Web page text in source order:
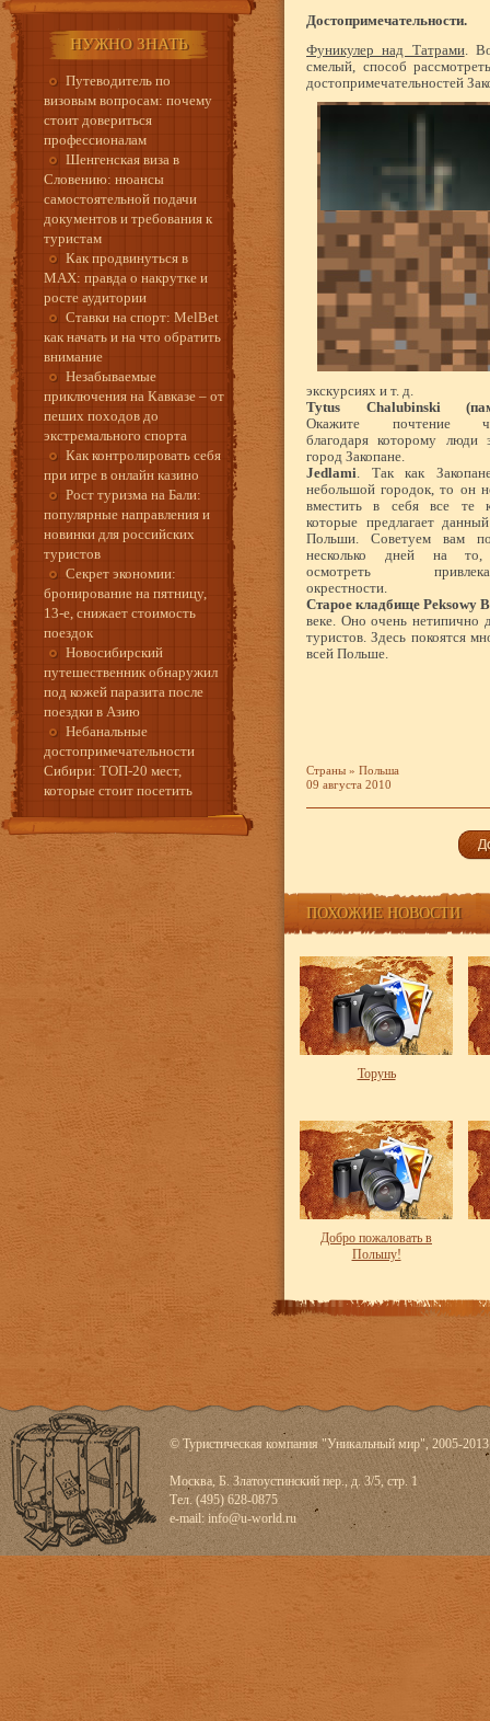
НУЖНО ЗНАТЬ
Путеводитель по
визовым вопросам: почему
стоит довериться
профессионалам
Шенгенская виза в
Словению: нюансы
самостоятельной подачи
документов и требования к
туристам
Как продвинуться в
MAX: правда о накрутке и
росте аудитории
Ставки на спорт: MelBet
как начать и на что обратить
внимание
Незабываемые
приключения на Кавказе – от
пеших походов до
экстремального спорта
Как контролировать себя
при игре в онлайн казино
Рост туризма на Бали:
популярные направления и
новинки для российских
туристов
Секрет экономии:
бронирование на пятницу,
13-е, снижает стоимость
поездок
Новосибирский
путешественник обнаружил
под кожей паразита после
поездки в Азию
Небанальные
достопримечательности
Сибири: ТОП-20 мест,
которые стоит посетить
Достопримечательности.
Фуникулер над Татрами.
смелый, способ
достопримечательностей
экскурсиях и т. д.
Tytus Chalubinski
Окажите почтение
благодаря которому люди
город Закопане.
Jedlami. Так как
небольшой городок, то он
вместить в себя все те
которые предлагает
Польши. Советуем вам
несколько дней на
осмотреть
окрестности.
Старое кладбище Peksowy
веке. Оно очень нетипично
туристов. Здесь покоятся
всей Польше.
Страны » Польша
09 августа 2010
ПОХОЖИЕ НОВОСТИ
Торунь
Добро пожаловать в
Польшу!
© Туристическая компания "Уникальный мир", 2005-2013
Москва, Б. Златоустинский пер., д. 3/5, стр. 1
Тел. (495) 628-0875
e-mail: info@u-world.ru